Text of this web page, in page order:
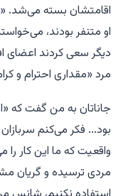
اقامتشان بسته می‌شد.
او متنفر بودند،
دیگر سعی کردند اعضای
مرد «مقداری احترام و
جاناتان به من گفت که
بود... فکر می‌کنم
واقعیت که ما این کار
مردی ترسیده و گریان